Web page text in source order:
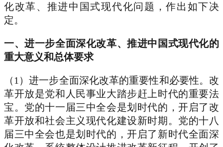
化改革、推进中国式现代化问题，作出如下决
定。
一、进一步全面深化改革、推进中国式现代化的
重大意义和总体要求
（1）进一步全面深化改革的重要性和必要性。改
革开放是党和人民事业大踏步赶上时代的重要法
宝。党的十一届三中全会是划时代的，开启了改
革开放和社会主义现代化建设新时期。党的十八
届三中全会也是划时代的，开启了新时代全面深